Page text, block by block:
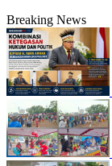
Breaking News